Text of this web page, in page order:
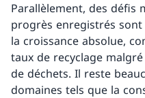
Parallèlement, des défis
progrès enregistrés
la croissance absolue,
taux de recyclage
de déchets. Il reste
domaines tels que la